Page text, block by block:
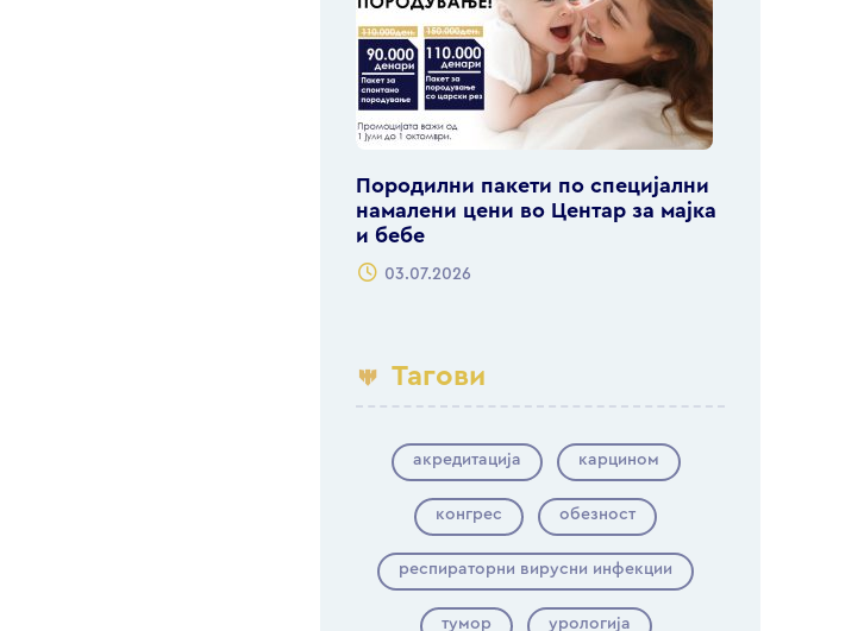
Породилни пакети по специјални
намалени цени во Центар за мајка
и бебе
03.07.2026
Тагови
акредитација карцином
конгрес обезност
респираторни вирусни инфекции
тумор урологија